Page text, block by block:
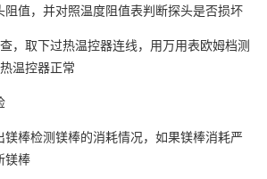
值，并对照温度阻值表判断探头是否损坏
取下过热温控器连线，用万用表欧姆档测
温控器正常
棒检测镁棒的消耗情况，如果镁棒消耗严
镁棒